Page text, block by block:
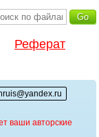
Реферат
ваши авторские